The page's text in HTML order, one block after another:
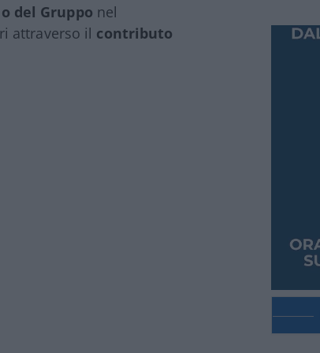
del Gruppo nel
attraverso il contributo